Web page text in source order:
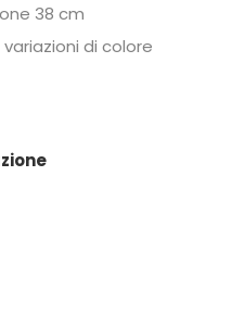
38 cm
di colore